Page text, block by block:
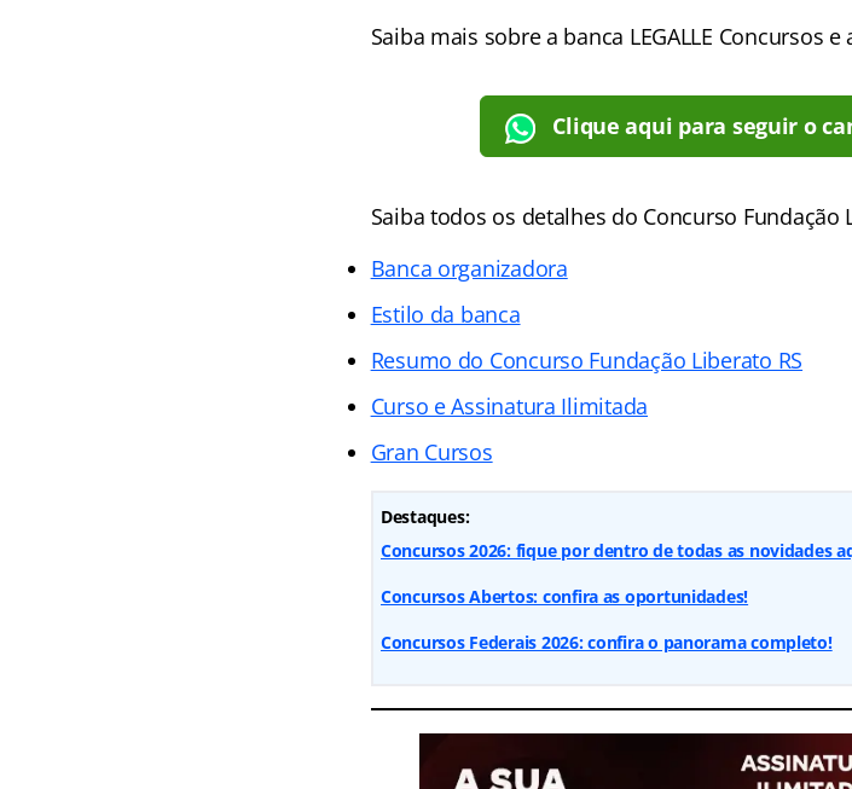
Saiba mais sobre a banca LEGALLE Concursos
Clique aqui para seguir o
Saiba todos os detalhes do Concurso Fundação
Banca organizadora
Estilo da banca
Resumo do Concurso Fundação Liberato RS
Curso e Assinatura Ilimitada
Gran Cursos
Destaques:
Concursos 2026: fique por dentro de todas as novidades
Concursos Abertos: confira as oportunidades!
Concursos Federais 2026: confira o panorama completo!